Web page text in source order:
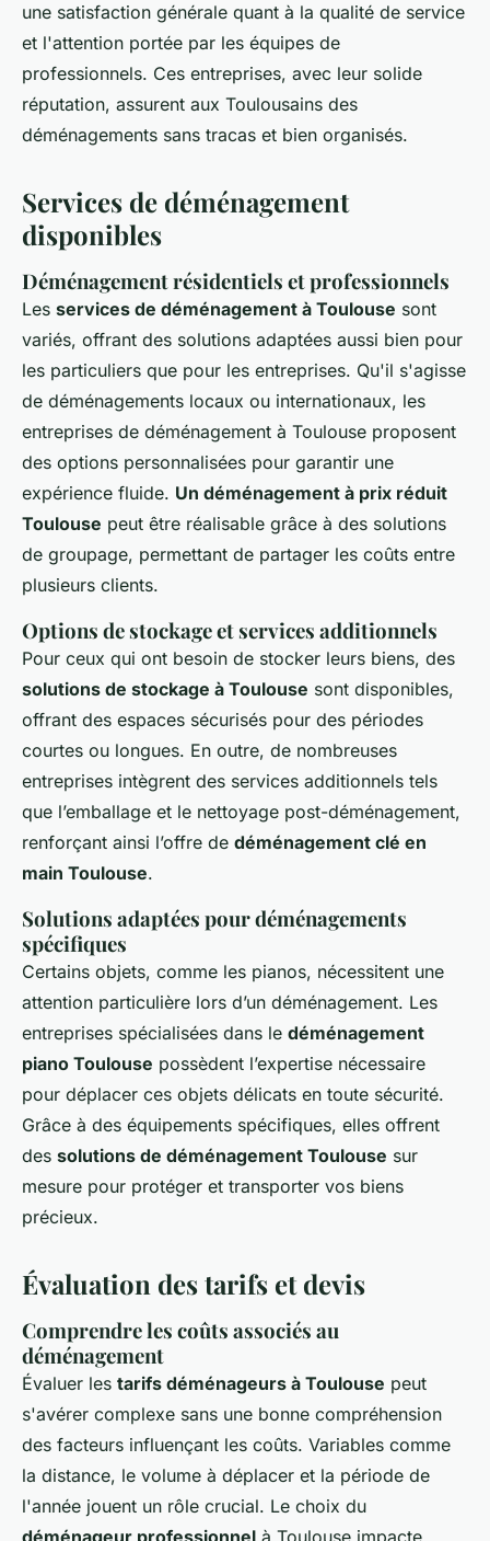
une satisfaction générale quant à la qualité de service
et l'attention portée par les équipes de
professionnels. Ces entreprises, avec leur solide
réputation, assurent aux Toulousains des
déménagements sans tracas et bien organisés.
Services de déménagement
disponibles
Déménagement résidentiels et professionnels
Les services de déménagement à Toulouse sont
variés, offrant des solutions adaptées aussi bien pour
les particuliers que pour les entreprises. Qu'il s'agisse
de déménagements locaux ou internationaux, les
entreprises de déménagement à Toulouse proposent
des options personnalisées pour garantir une
expérience fluide. Un déménagement à prix réduit
Toulouse peut être réalisable grâce à des solutions
de groupage, permettant de partager les coûts entre
plusieurs clients.
Options de stockage et services additionnels
Pour ceux qui ont besoin de stocker leurs biens, des
solutions de stockage à Toulouse sont disponibles,
offrant des espaces sécurisés pour des périodes
courtes ou longues. En outre, de nombreuses
entreprises intègrent des services additionnels tels
que l’emballage et le nettoyage post-déménagement,
renforçant ainsi l’offre de déménagement clé en
main Toulouse.
Solutions adaptées pour déménagements
spécifiques
Certains objets, comme les pianos, nécessitent une
attention particulière lors d’un déménagement. Les
entreprises spécialisées dans le déménagement
piano Toulouse possèdent l’expertise nécessaire
pour déplacer ces objets délicats en toute sécurité.
Grâce à des équipements spécifiques, elles offrent
des solutions de déménagement Toulouse sur
mesure pour protéger et transporter vos biens
précieux.
Évaluation des tarifs et devis
Comprendre les coûts associés au
déménagement
Évaluer les tarifs déménageurs à Toulouse peut
s'avérer complexe sans une bonne compréhension
des facteurs influençant les coûts. Variables comme
la distance, le volume à déplacer et la période de
l'année jouent un rôle crucial. Le choix du